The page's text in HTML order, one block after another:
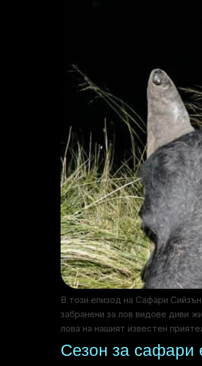
В този епизод на Сафари
забранени за лов видове диви
лова на нашият известен
Сезон за сафари